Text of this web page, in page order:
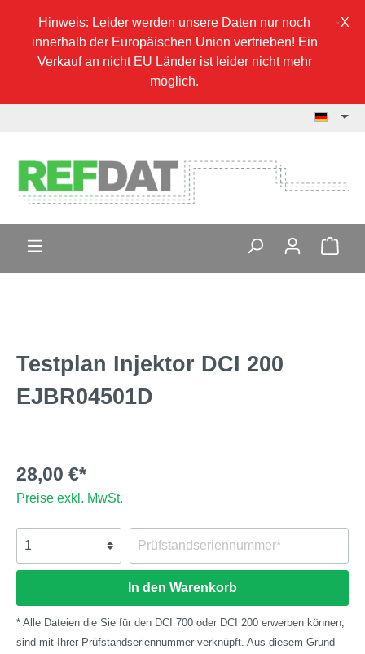
Hinweis: Leider werden unsere Daten nur noch
innerhalb der Europäischen Union vertrieben! Ein
Verkauf an nicht EU Länder ist leider nicht mehr
möglich.
Testplan Injektor DCI 200
EJBR04501D
28,00 €*
Preise exkl. MwSt.
In den Warenkorb
* Alle Dateien die Sie für den DCI 700 oder DCI 200 erwerben können,
sind mit Ihrer Prüfstandseriennummer verknüpft. Aus diesem Grund